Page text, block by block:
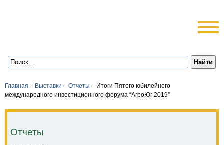
Главная – Выставки – Отчеты – Итоги Пятого юбилейного
международного инвестиционного форума “АгроЮг 2019”
Отчеты